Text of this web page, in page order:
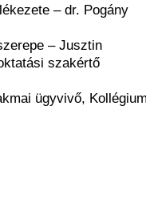
– dr. Pogány
– Jusztin
szakértő
ügyvivő,